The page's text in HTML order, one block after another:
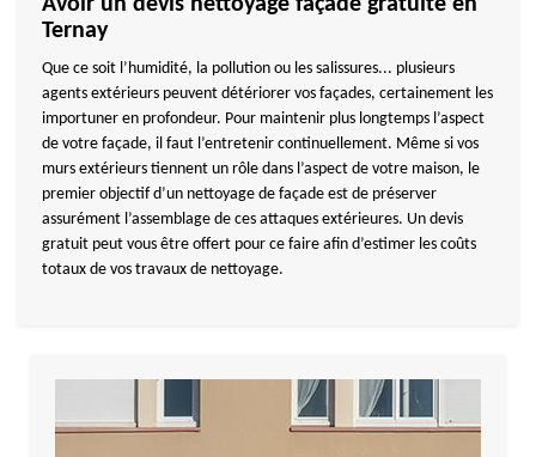
Avoir un devis nettoyage façade gratuite en
Ternay
Que ce soit l’humidité, la pollution ou les salissures... plusieurs
agents extérieurs peuvent détériorer vos façades, certainement les
importuner en profondeur. Pour maintenir plus longtemps l’aspect
de votre façade, il faut l’entretenir continuellement. Même si vos
murs extérieurs tiennent un rôle dans l’aspect de votre maison, le
premier objectif d’un nettoyage de façade est de préserver
assurément l’assemblage de ces attaques extérieures. Un devis
gratuit peut vous être offert pour ce faire afin d’estimer les coûts
totaux de vos travaux de nettoyage.